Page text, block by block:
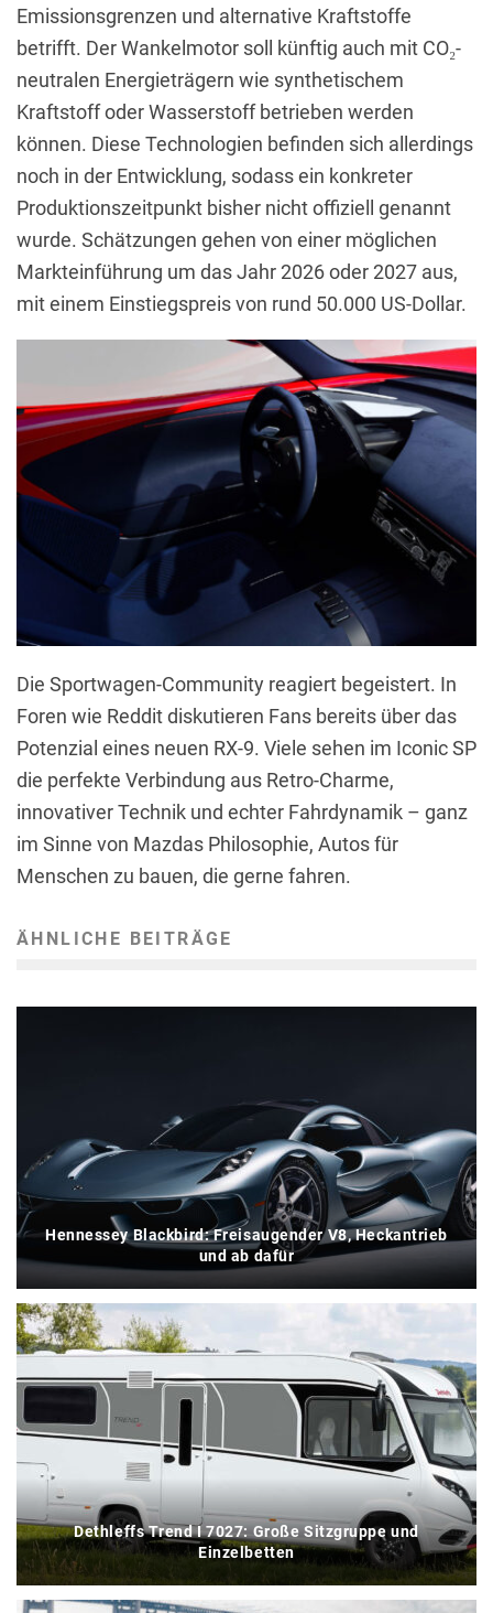
Emissionsgrenzen und alternative Kraftstoffe
betrifft. Der Wankelmotor soll künftig auch mit CO₂-
neutralen Energieträgern wie synthetischem
Kraftstoff oder Wasserstoff betrieben werden
können. Diese Technologien befinden sich allerdings
noch in der Entwicklung, sodass ein konkreter
Produktionszeitpunkt bisher nicht offiziell genannt
wurde. Schätzungen gehen von einer möglichen
Markteinführung um das Jahr 2026 oder 2027 aus,
mit einem Einstiegspreis von rund 50.000 US-Dollar.
Die Sportwagen-Community reagiert begeistert. In
Foren wie Reddit diskutieren Fans bereits über das
Potenzial eines neuen RX-9. Viele sehen im Iconic SP
die perfekte Verbindung aus Retro-Charme,
innovativer Technik und echter Fahrdynamik – ganz
im Sinne von Mazdas Philosophie, Autos für
Menschen zu bauen, die gerne fahren.
ÄHNLICHE BEITRÄGE
Hennessey Blackbird: Freisaugender V8, Heckantrieb
und ab dafür
Dethleffs Trend I 7027: Große Sitzgruppe und
Einzelbetten